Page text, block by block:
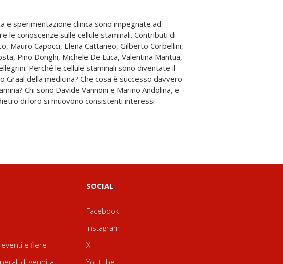
eventi e fiere
di vendita
SOCIAL
Facebook
Instagram
X
Youtube